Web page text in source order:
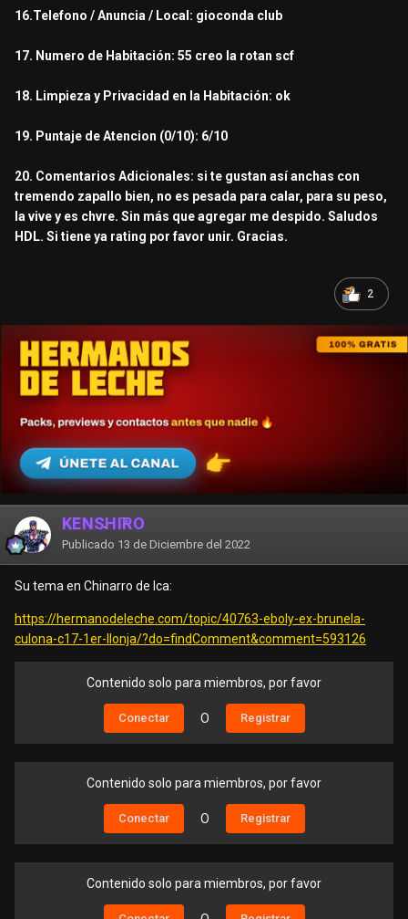
16.Telefono / Anuncia / Local: gioconda club
17. Numero de Habitación: 55 creo la rotan scf
18. Limpieza y Privacidad en la Habitación: ok
19. Puntaje de Atencion (0/10): 6/10
20. Comentarios Adicionales: si te gustan así anchas con
tremendo zapallo bien, no es pesada para calar, para su peso,
la vive y es chvre. Sin más que agregar me despido. Saludos
HDL. Si tiene ya rating por favor unir. Gracias.
2
KENSHIRO
Publicado 13 de Diciembre del 2022
Su tema en Chinarro de Ica:
https://hermanodeleche.com/topic/40763-eboly-ex-brunela-
culona-c17-1er-llonja/?do=findComment&comment=593126
Contenido solo para miembros, por favor
Conectar O Registrar
Contenido solo para miembros, por favor
Conectar O Registrar
Contenido solo para miembros, por favor